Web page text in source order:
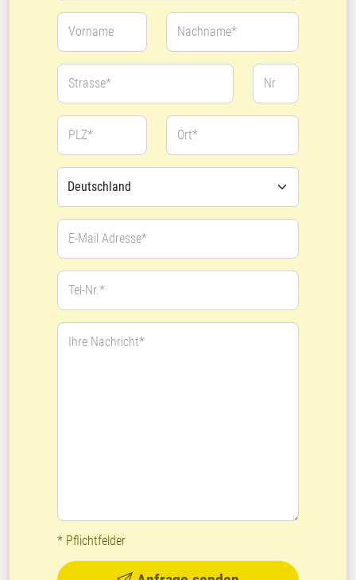
Vorname Nachname*
Strasse* Nr
PLZ* Ort*
E-Mail Adresse*
Tel-Nr.*
Ihre Nachricht*
* Pflichtfelder